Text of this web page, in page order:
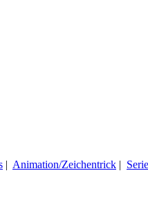
| Animation/Zeichentrick | Serie